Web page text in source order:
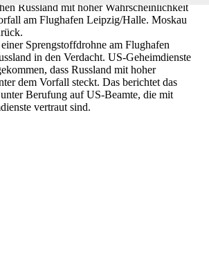
Russland mit hoher Wahrscheinlichkeit
am Flughafen Leipzig/Halle. Moskau
Sprengstoffdrohne am Flughafen
in den Verdacht. US-Geheimdienste
dass Russland mit hoher
dem Vorfall steckt. Das berichtet das
Berufung auf US-Beamte, die mit
vertraut sind.